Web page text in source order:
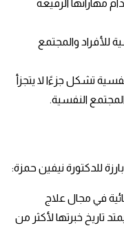
مهاراتها الرفيعة
للأفراد والمجتمع
تشكل جزءًا لا يتجزأ
النفسية.
للدكتورة نيفين حمزة:
في مجال علاج
تاريخ خبرتها لأكثر من